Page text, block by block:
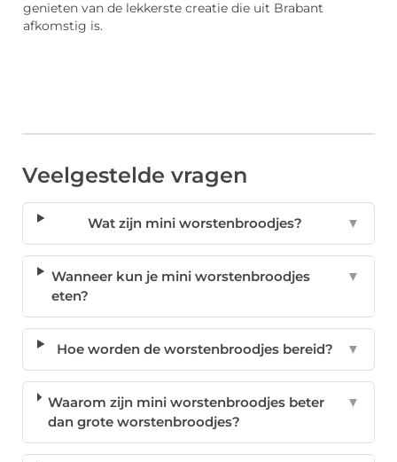
genieten van de lekkerste creatie die uit Brabant
afkomstig is.
Veelgestelde vragen
Wat zijn mini worstenbroodjes? ▼
Wanneer kun je mini worstenbroodjes
eten?
▼
Hoe worden de worstenbroodjes bereid? ▼
Waarom zijn mini worstenbroodjes beter
dan grote worstenbroodjes?
▼